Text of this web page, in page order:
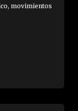
movimientos